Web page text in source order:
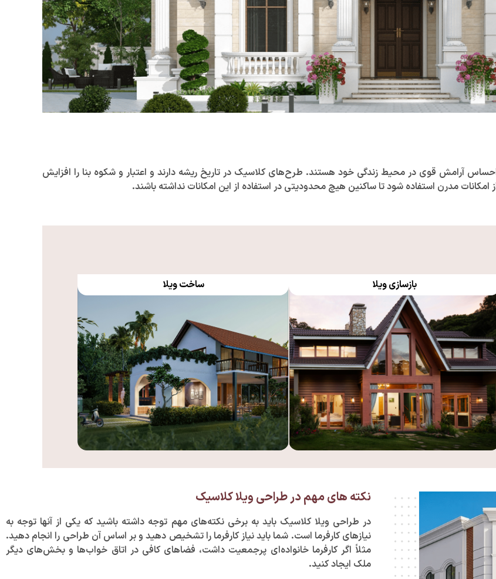
آرامش قوی در محیط زندگی خود هستند. طرح‌های کلاسیک در تاریخ ریشه دارند و اعتبار و شکوه بنا را افزایش
امکانات مدرن استفاده شود تا ساکنین هیچ محدودیتی در استفاده از این امکانات نداشته باشند.
بازسازی ویلا ساخت ویلا
نکته های مهم در طراحی ویلا کلاسیک
در طراحی ویلا کلاسیک باید به برخی نکته‌های مهم توجه داشته باشید که یکی از آنها توجه به
نیاز‌های کارفرما است. شما باید نیاز کارفرما را تشخیص دهید و بر اساس آن طراحی را انجام دهید.
مثلاً اگر کارفرما خانواده‌ای پرجمعیت داشت، فضا‌های کافی در اتاق خواب‌ها و بخش‌های دیگر
ملک ایجاد کنید.